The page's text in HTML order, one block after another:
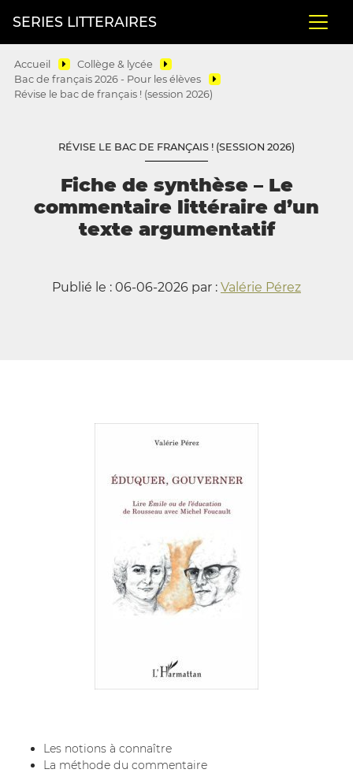
SERIES LITTERAIRES
Accueil
Collège & lycée
Bac de français 2026 - Pour les élèves
Révise le bac de français ! (session 2026)
RÉVISE LE BAC DE FRANÇAIS ! (SESSION 2026)
Fiche de synthèse – Le
commentaire littéraire d’un
texte argumentatif
Publié le : 06-06-2026 par : Valérie Pérez
Les notions à connaître
La méthode du commentaire